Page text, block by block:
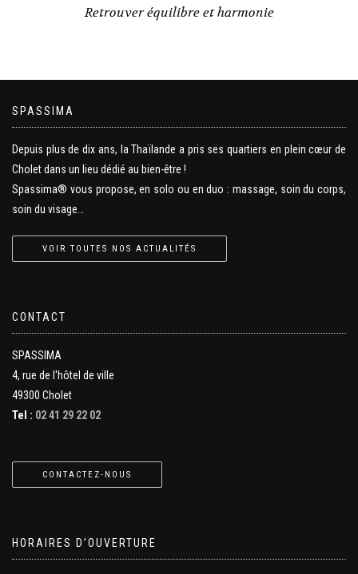
Retrouver équilibre et harmonie
SPASSIMA
Depuis plus de dix ans, la Thaïlande a pris ses quartiers en plein cœur de
Cholet dans un lieu dédié au bien-être !
Spassima® vous propose, en solo ou en duo : massage, soin du corps,
soin du visage…
VOIR TOUTES NOS ACTUALITÉS
CONTACT
SPASSIMA
4, rue de l'hôtel de ville
49300 Cholet
Tel : 02 41 29 22 02
CONTACTEZ-NOUS
HORAIRES D’OUVERTURE